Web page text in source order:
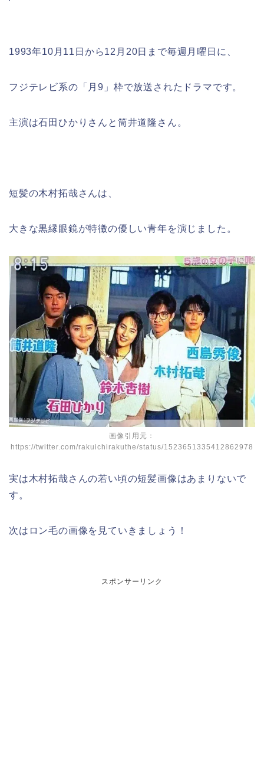
1993年10月11日から12月20日まで毎週月曜日に、
フジテレビ系の「月9」枠で放送されたドラマです。
主演は石田ひかりさんと筒井道隆さん。
短髪の木村拓哉さんは、
大きな黒縁眼鏡が特徴の優しい青年を演じました。
画像引用元：
https://twitter.com/rakuichirakuthe/status/1523651335412862978
実は木村拓哉さんの若い頃の短髪画像はあまりないで
す。
次はロン毛の画像を見ていきましょう！
スポンサーリンク